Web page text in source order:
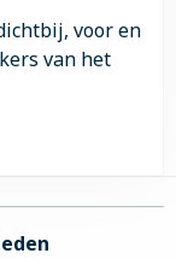
voor en
van het